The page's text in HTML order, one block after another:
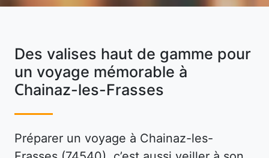
Des valises haut de gamme pour
un voyage mémorable à
Chainaz-les-Frasses
Préparer un voyage à Chainaz-les-